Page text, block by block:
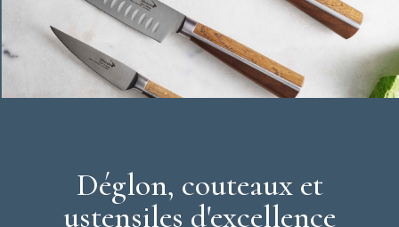
Déglon, couteaux et
ustensiles d'excellence